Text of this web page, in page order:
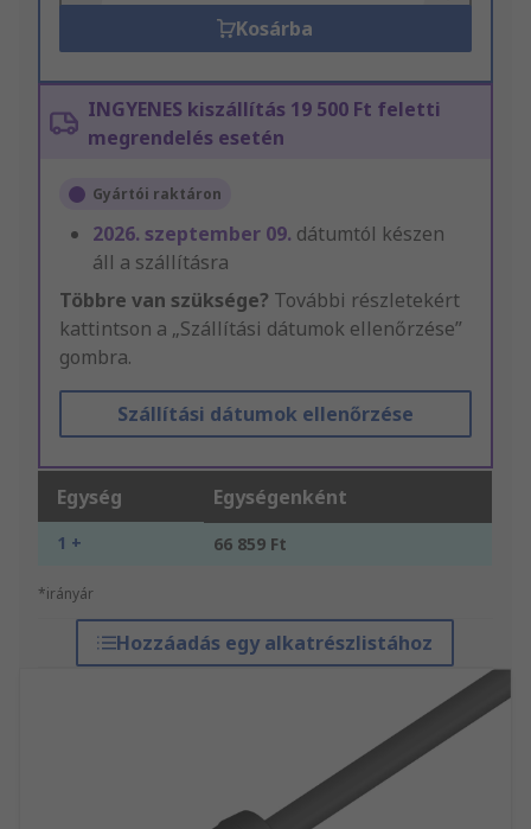
Kosárba
INGYENES kiszállítás 19 500 Ft feletti
megrendelés esetén
Gyártói raktáron
2026. szeptember 09. dátumtól készen
áll a szállításra
Többre van szüksége? További részletekért
kattintson a „Szállítási dátumok ellenőrzése”
gombra.
Szállítási dátumok ellenőrzése
Egység Egységenként
1 + 66 859 Ft
*irányár
Hozzáadás egy alkatrészlistához